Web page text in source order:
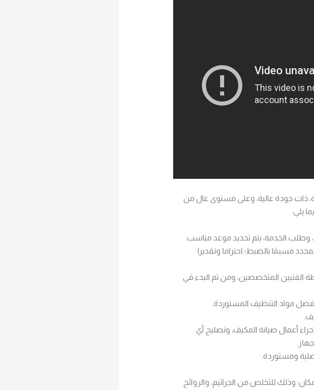
ذات جودة عالية، وعلى مستوى عال من
يلي:
وطلب الخدمة، يتم تحديد موعد مناسب.
مسبقا بالضبط؛ احتراما وتقديرا
الفنيين المتخصصين، ومن ثم البدء في
أفضل مواد التنظيف المستوردة.
أعمال صيانة المكيف، وتصليح أي
ومستوردة.
وذلك للتخلص من الجراثيم، والروائح